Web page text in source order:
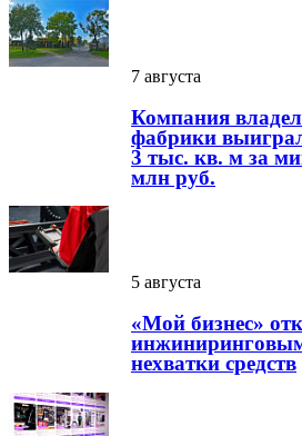
7 августа
Компания
фабрики
3 тыс. кв. м за
млн руб.
5 августа
«Мой бизнес»
нехватки средств